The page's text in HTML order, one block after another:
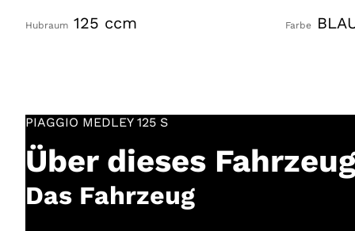
Hubraum 125 ccm Farbe
PIAGGIO MEDLEY 125 S
Über dieses Fahrzeug
Das Fahrzeug